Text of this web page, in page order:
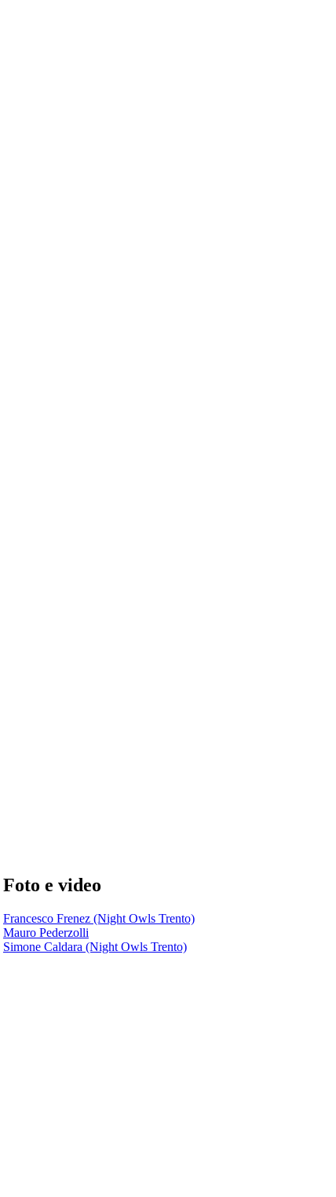
Foto e video
Francesco Frenez (Night Owls Trento)
Mauro Pederzolli
Simone Caldara (Night Owls Trento)